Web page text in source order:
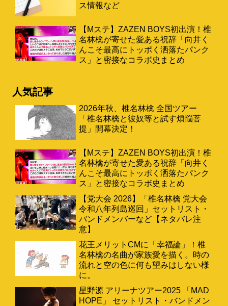
ス情報など
【Mステ】ZAZEN BOYS初出演！椎
名林檎が寄せた愛ある祝辞「向井く
んこそ最高にトッポく洒落たパンク
ス」と密接なコラボ史まとめ
人気記事
2026年秋、椎名林檎 全国ツアー
「椎名林檎と彼奴等と試す煩悩菩
提」開幕決定！
【Mステ】ZAZEN BOYS初出演！椎
名林檎が寄せた愛ある祝辞「向井く
んこそ最高にトッポく洒落たパンク
ス」と密接なコラボ史まとめ
【党大会 2026】「椎名林檎 党大会
令和八年列島巡回」セットリスト・
バンドメンバーなど【ネタバレ注
意】
花王メリットCMに「幸福論」！椎
名林檎の名曲が家族愛を描く。時の
流れと空の色に何も望みはしない様
に。
星野源 アリーナツアー2025 「MAD
HOPE」 セットリスト・バンドメン